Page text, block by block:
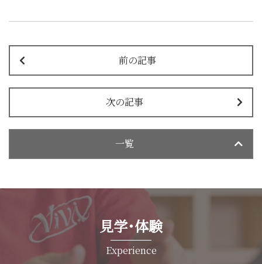
前の記事
次の記事
一覧
見学･体験
Experience